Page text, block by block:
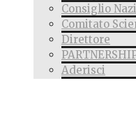
Consiglio
Comitato
Direttore
Aderisci